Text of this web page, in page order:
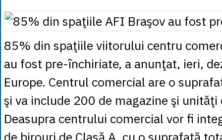
= 0.3047
1 MDL = 0.2538
1 MXN= 0.2227
1 NOK
= 0.4191
1 NZD
= 2.6097
1 PLN= 1.1646
1 RSD= 0.0425
= 0.0530
1 SEK = 0.4526
1 TRY
= 0.1141
1 UAH= 0.1048
= 5.9383
1 ZAR
= 0.2318
85% din spaţiile viitorului centru
au fost pre-închiriate, a anunţat, ieri,
Europe. Centrul comercial are o
şi va include 200 de magazine şi
Deasupra centrului comercial vor fi